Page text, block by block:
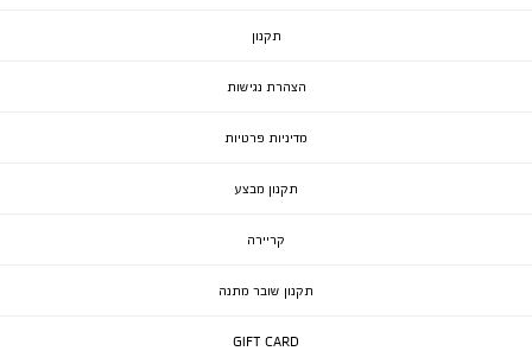
תקנון
הצהרת נגישות
מדיניות פרטיות
תקנון מבצע
קריירה
תקנון שובר מתנה
GIFT CARD